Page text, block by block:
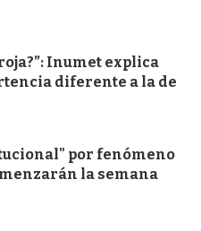
Inumet explica
diferente a la de
por fenómeno
la semana